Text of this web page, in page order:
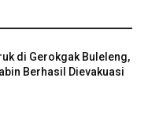
di Gerokgak Buleleng,
Berhasil Dievakuasi